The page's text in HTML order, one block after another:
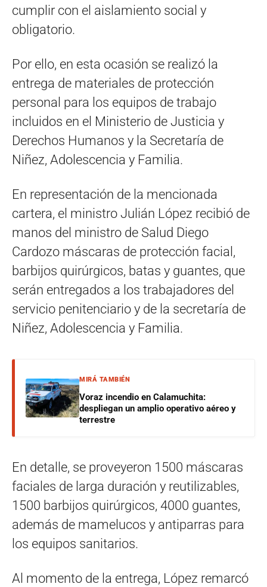
cumplir con el aislamiento social y
obligatorio.
Por ello, en esta ocasión se realizó la
entrega de materiales de protección
personal para los equipos de trabajo
incluidos en el Ministerio de Justicia y
Derechos Humanos y la Secretaría de
Niñez, Adolescencia y Familia.
En representación de la mencionada
cartera, el ministro Julián López recibió de
manos del ministro de Salud Diego
Cardozo máscaras de protección facial,
barbijos quirúrgicos, batas y guantes, que
serán entregados a los trabajadores del
servicio penitenciario y de la secretaría de
Niñez, Adolescencia y Familia.
MIRÁ TAMBIÉN
Voraz incendio en Calamuchita:
despliegan un amplio operativo aéreo y
terrestre
En detalle, se proveyeron 1500 máscaras
faciales de larga duración y reutilizables,
1500 barbijos quirúrgicos, 4000 guantes,
además de mamelucos y antiparras para
los equipos sanitarios.
Al momento de la entrega, López remarcó